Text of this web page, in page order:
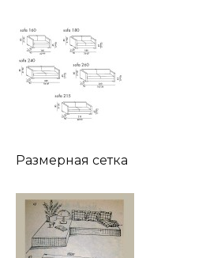
Размерная сетка